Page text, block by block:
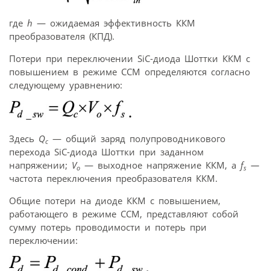
где h — ожидаемая эффективность ККМ
преобразователя (КПД).
Потери при переключении SiC-диода Шоттки ККМ с
повышением в режиме CCM определяются согласно
следующему уравнению:
Здесь Qc — общий заряд полупроводникового
перехода SiC-диода Шоттки при заданном
напряжении; Vo — выходное напряжение ККМ, а fs —
частота переключения преобразователя ККМ.
Общие потери на диоде ККМ с повышением,
работающего в режиме CCM, представляют собой
сумму потерь проводимости и потерь при
переключении: